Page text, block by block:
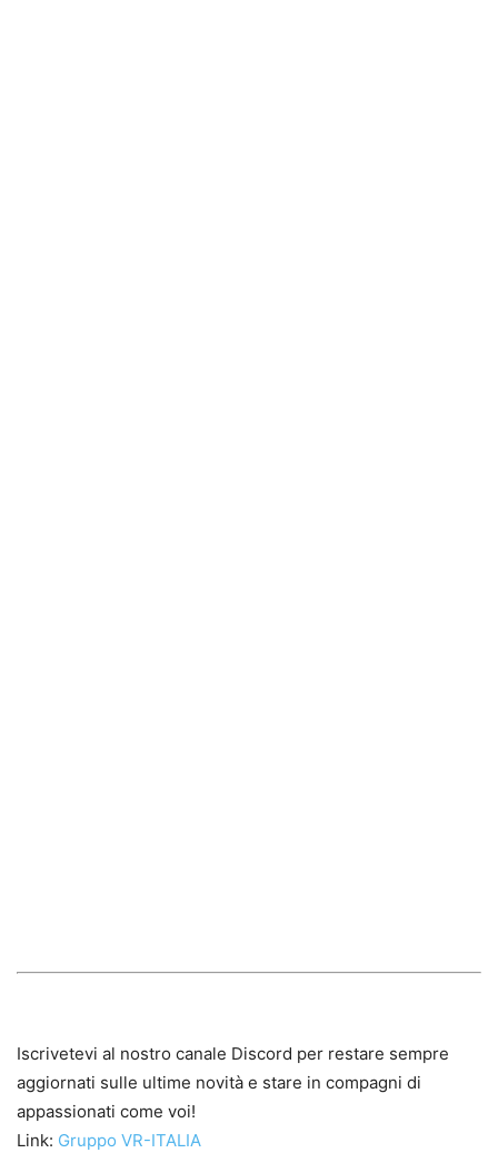
Iscrivetevi al nostro canale Discord per restare sempre
aggiornati sulle ultime novità e stare in compagni di
appassionati come voi!
Link: Gruppo VR-ITALIA